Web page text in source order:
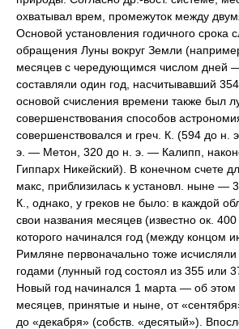
охватывал врем, промежуток между
Основой установления годичного срока
обращения Луны вокруг Земли
месяцев с чередующимся числом дней
составляли один год, насчитывавший
основой счисления времени также был
совершенствования способов
совершенствовался и греч. К. (594 до н.
э. — Метон, 320 до н. э. — Калипп,
Гиппарх Никейский). В конечном счете
макс, приблизилась к установл. ныне —
К., однако, у греков не было: в каждой
свои названия месяцев (известно ок.
которого начинался год (между концом
Римляне первоначально тоже
годами (лунный год состоял из 355 или
Новый год начинался 1 марта — об этом
месяцев, принятые и ныне, от
до «декабря» (собств. «десятый»).